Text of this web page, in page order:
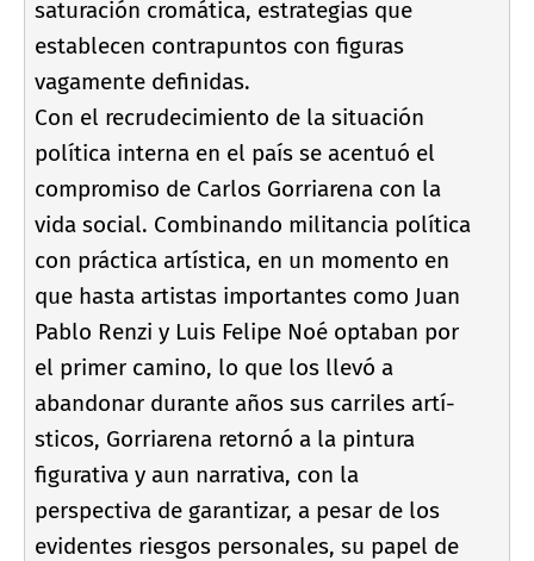
saturación cromática, estrategias que
establecen contrapuntos con figuras
vagamente definidas.
Con el recrudecimiento de la situación
polí­tica interna en el paí­s se acentuó el
compromiso de Carlos Gorriarena con la
vida social. Combinando militancia polí­tica
con práctica artí­stica, en un momento en
que hasta artistas importantes como Juan
Pablo Renzi y Luis Felipe Noé optaban por
el primer camino, lo que los llevó a
abandonar durante años sus carriles artí­
sticos, Gorriarena retornó a la pintura
figurativa y aun narrativa, con la
perspectiva de garantizar, a pesar de los
evidentes riesgos personales, su papel de